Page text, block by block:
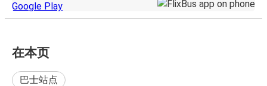
在本页
巴士站点